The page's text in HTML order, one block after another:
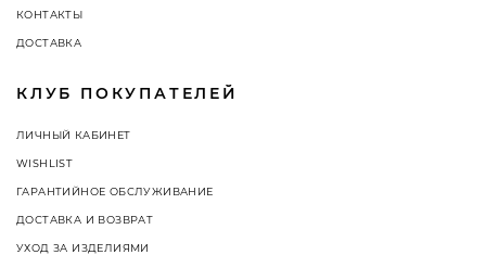
КОНТАКТЫ
ДОСТАВКА
КЛУБ ПОКУПАТЕЛЕЙ
ЛИЧНЫЙ КАБИНЕТ
WISHLIST
ГАРАНТИЙНОЕ ОБСЛУЖИВАНИЕ
ДОСТАВКА И ВОЗВРАТ
УХОД ЗА ИЗДЕЛИЯМИ